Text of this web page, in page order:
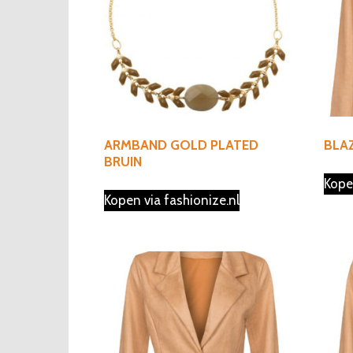
ARMBAND GOLD PLATED
BRUIN
Kopen via fashionize.nl